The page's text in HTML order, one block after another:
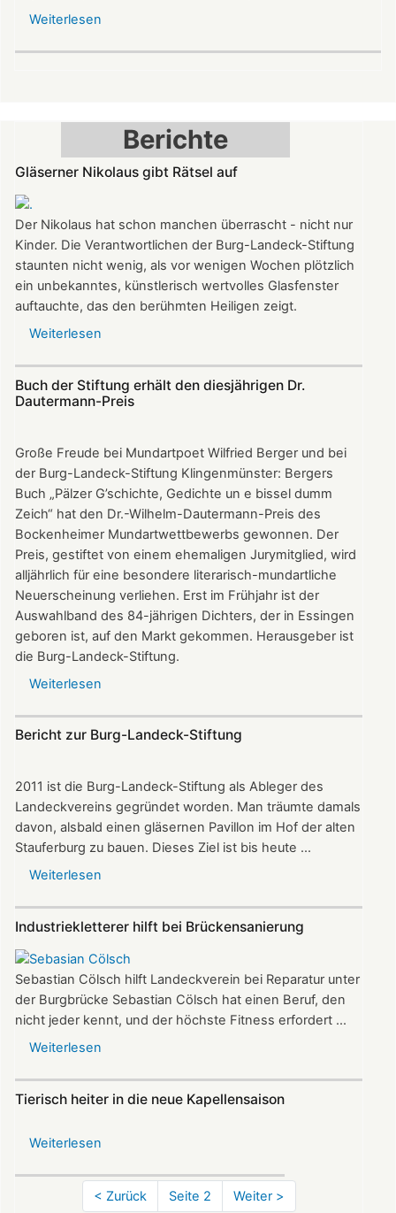
Weiterlesen
am
Denkmaltag
geöffnet
Berichte
Gläserner Nikolaus gibt Rätsel auf
Der Nikolaus hat schon manchen überrascht - nicht nur
Kinder. Die Verantwortlichen der Burg-Landeck-Stiftung
staunten nicht wenig, als vor wenigen Wochen plötzlich
ein unbekanntes, künstlerisch wertvolles Glasfenster
auftauchte, das den berühmten Heiligen zeigt.
Weiterlesen
gibt
Buch der Stiftung erhält den diesjährigen Dr.
Dautermann-Preis
Große Freude bei Mundartpoet Wilfried Berger und bei
der Burg-Landeck-Stiftung Klingenmünster: Bergers
Buch „Pälzer G’schichte, Gedichte un e bissel dumm
Zeich“ hat den Dr.-Wilhelm-Dautermann-Preis des
Bockenheimer Mundartwettbewerbs gewonnen. Der
Preis, gestiftet von einem ehemaligen Jurymitglied, wird
alljährlich für eine besondere literarisch-mundartliche
Neuerscheinung verliehen. Erst im Frühjahr ist der
Auswahlband des 84-jährigen Dichters, der in Essingen
geboren ist, auf den Markt gekommen. Herausgeber ist
die Burg-Landeck-Stiftung.
Weiterlesen
Stiftung
den
diesjährigen
Dr.
Dautermann-
Bericht zur Burg-Landeck-Stiftung
2011 ist die Burg-Landeck-Stiftung als Ableger des
Landeckvereins gegründet worden. Man träumte damals
davon, alsbald einen gläsernen Pavillon im Hof der alten
Stauferburg zu bauen. Dieses Ziel ist bis heute ...
Weiterlesen
Burg-
Landeck-
Stiftung
Industriekletterer hilft bei Brückensanierung
Sebastian Cölsch hilft Landeckverein bei Reparatur unter
der Burgbrücke Sebastian Cölsch hat einen Beruf, den
nicht jeder kennt, und der höchste Fitness erfordert ...
Weiterlesen
bei
Tierisch heiter in die neue Kapellensaison
Weiterlesen
heiter
in
Seitennummerierung
Vorherige
< Zurück Seite 2
Nächste
Weiter >